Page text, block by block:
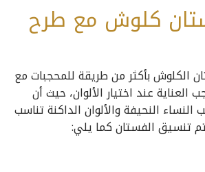
كلوش مع طرح
الكلوش بأكثر من طريقة للمحجبات مع
العناية عند اختيار الألوان، حيث أن
النساء النحيفة والألوان الداكنة تناسب
تنسيق الفستان كما يلي: